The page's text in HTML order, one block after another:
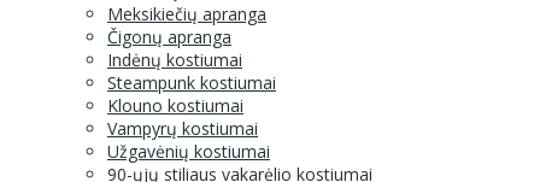
Meksikiečių apranga
Čigonų apranga
Indėnų kostiumai
Steampunk kostiumai
Klouno kostiumai
Vampyrų kostiumai
Užgavėnių kostiumai
90-ųjų stiliaus vakarėlio kostiumai